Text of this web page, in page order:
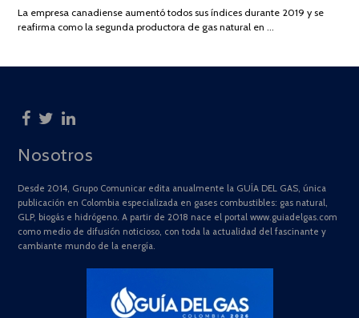
2025
La empresa canadiense aumentó todos sus índices durante 2019 y se
reafirma como la segunda productora de gas natural en …
Nosotros
Desde 2014, Grupo Comunicar edita anualmente la GUÍA DEL GAS, única
publicación en Colombia especializada en gases combustibles: gas natural,
GLP, biogás e hidrógeno. A partir de 2018 nace el portal www.guiadelgas.com
como medio de difusión noticioso, con toda la actualidad del fascinante y
cambiante mundo de la energía.